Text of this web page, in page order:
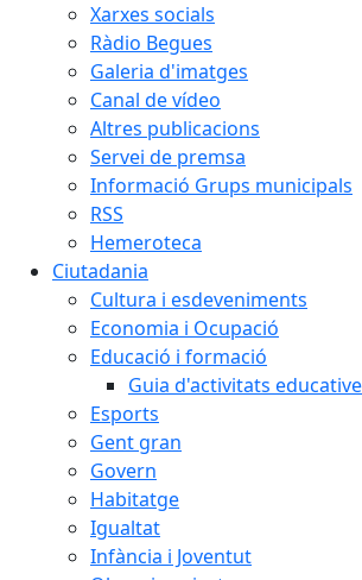
Xarxes socials
Ràdio Begues
Galeria d'imatges
Canal de vídeo
Altres publicacions
Servei de premsa
Informació Grups municipals
RSS
Hemeroteca
Ciutadania
Cultura i esdeveniments
Economia i Ocupació
Educació i formació
Guia d'activitats
Esports
Gent gran
Govern
Habitatge
Igualtat
Infància i Joventut